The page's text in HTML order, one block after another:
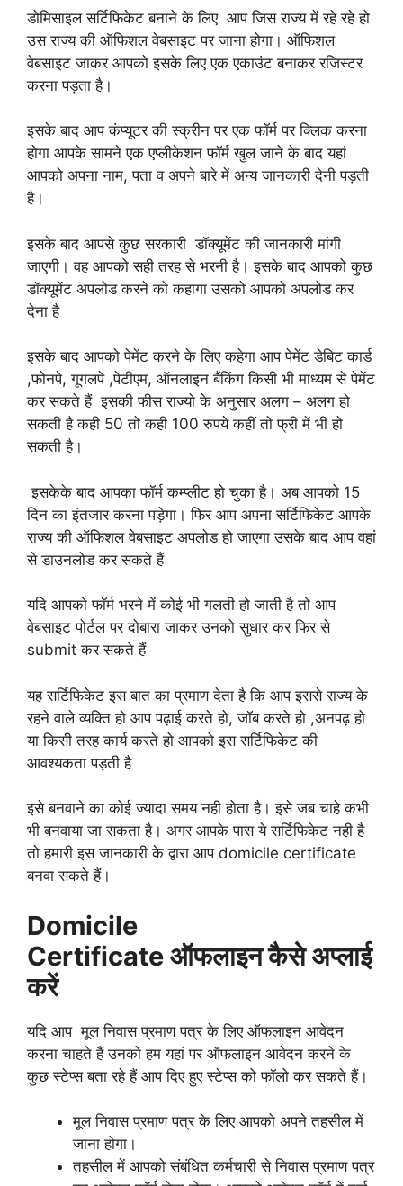
डोमिसाइल सर्टिफिकेट बनाने के लिए आप जिस राज्य में रहे रहे हो
उस राज्य की ऑफिशल वेबसाइट पर जाना होगा। ऑफिशल
वेबसाइट जाकर आपको इसके लिए एक एकाउंट बनाकर रजिस्टर
करना पड़ता है।
इसके बाद आप कंप्यूटर की स्क्रीन पर एक फॉर्म पर क्लिक करना
होगा आपके सामने एक एप्लीकेशन फॉर्म खुल जाने के बाद यहां
आपको अपना नाम, पता व अपने बारे में अन्य जानकारी देनी पड़ती
है।
इसके बाद आपसे कुछ सरकारी डॉक्यूमेंट की जानकारी मांगी
जाएगी। वह आपको सही तरह से भरनी है। इसके बाद आपको कुछ
डॉक्यूमेंट अपलोड करने को कहागा उसको आपको अपलोड कर
देना है
इसके बाद आपको पेमेंट करने के लिए कहेगा आप पेमेंट डेबिट कार्ड
,फोनपे, गूगलपे ,पेटीएम, ऑनलाइन बैंकिंग किसी भी माध्यम से पेमेंट
कर सकते हैं इसकी फीस राज्यो के अनुसार अलग – अलग हो
सकती है कही 50 तो कही 100 रुपये कहीं तो फ्री में भी हो
सकती है।
इसकेके बाद आपका फॉर्म कम्प्लीट हो चुका है। अब आपको 15
दिन का इंतजार करना पड़ेगा। फिर आप अपना सर्टिफिकेट आपके
राज्य की ऑफिशल वेबसाइट अपलोड हो जाएगा उसके बाद आप वहां
से डाउनलोड कर सकते हैं
यदि आपको फॉर्म भरने में कोई भी गलती हो जाती है तो आप
वेबसाइट पोर्टल पर दोबारा जाकर उनको सुधार कर फिर से
submit कर सकते हैं
यह सर्टिफिकेट इस बात का प्रमाण देता है कि आप इससे राज्य के
रहने वाले व्यक्ति हो आप पढ़ाई करते हो, जॉब करते हो ,अनपढ़ हो
या किसी तरह कार्य करते हो आपको इस सर्टिफिकेट की
आवश्यकता पड़ती है
इसे बनवाने का कोई ज्यादा समय नही होता है। इसे जब चाहे कभी
भी बनवाया जा सकता है। अगर आपके पास ये सर्टिफिकेट नही है
तो हमारी इस जानकारी के द्वारा आप domicile certificate
बनवा सकते हैं।
Domicile
Certificate ऑफलाइनकैसे अप्लाई
करें
यदि आप मूल निवास प्रमाण पत्र के लिए ऑफलाइन आवेदन
करना चाहते हैं उनको हम यहां पर ऑफलाइन आवेदन करने के
कुछ स्टेप्स बता रहे हैं आप दिए हुए स्टेप्स को फॉलो कर सकते हैं।
मूल निवास प्रमाण पत्र के लिए आपको अपने तहसील में
जाना होगा।
तहसील में आपको संबंधित कर्मचारी से निवास प्रमाण पत्र